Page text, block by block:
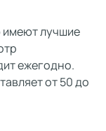
имеют лучшие
ежегодно.
от 50 до